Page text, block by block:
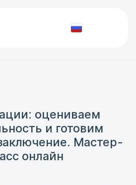
оцениваем
и готовим
Мастер-
онлайн